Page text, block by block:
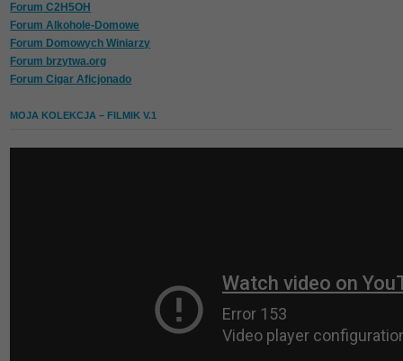
Forum C2H5OH
Forum Alkohole-Domowe
Forum Domowych Winiarzy
Forum brzytwa.org
Forum Cigar Aficjonado
MOJA KOLEKCJA – FILMIK V.1